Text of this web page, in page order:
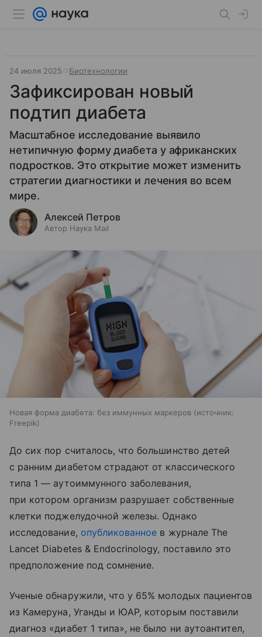
24 июля 2025 Биотехнологии
Зафиксирован новый
подтип диабета
Масштабное исследование выявило
нетипичную форму диабета у африканских
подростков. Это открытие может изменить
стратегии диагностики и лечения во всем
мире.
Алексей Петров
Автор Наука Mail
Новая форма диабета: без иммунных маркеров
источник:
Freepik
До сих пор считалось, что большинство детей
с ранним диабетом страдают от классического
типа 1 — аутоиммунного заболевания,
при котором организм разрушает собственные
клетки поджелудочной железы. Однако
исследование, опубликованное в журнале The
Lancet Diabetes & Endocrinology, поставило это
предположение под сомнение.
Ученые обнаружили, что у 65% молодых пациентов
из Камеруна, Уганды и ЮАР, которым поставили
диагноз «диабет 1 типа», не было ни аутоантител,